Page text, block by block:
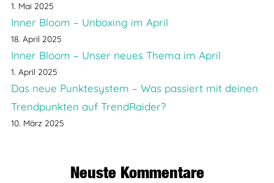
1. Mai 2025
Inner Bloom – Unboxing im April
18. April 2025
Inner Bloom – Unser neues Thema im April
1. April 2025
Das neue Punktesystem – Was passiert mit deinen
Trendpunkten auf TrendRaider?
10. März 2025
Neuste Kommentare